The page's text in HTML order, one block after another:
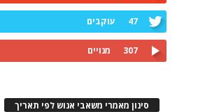
47 עוקבים
307 מנויים
סינון מאמרי משאבי אנוש לפי תאריך